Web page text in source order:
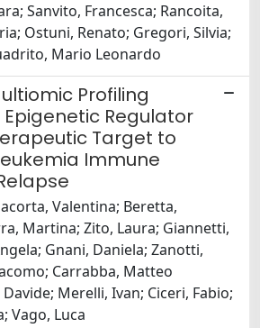
Sanvito, Francesca; Rancoita,
Ostuni, Renato; Gregori, Silvia;
Mario Leonardo
Profiling
Regulator
Target to
Immune
Valentina; Beretta,
Martina; Zito, Laura; Giannetti,
Gnani, Daniela; Zanotti,
Carrabba, Matteo
Merelli, Ivan; Ciceri, Fabio;
Vago, Luca